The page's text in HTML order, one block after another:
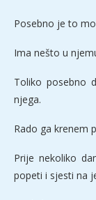
Posebno je to
Ima nešto u
Toliko posebno
njega.
Rado ga krenem
Prije nekoliko
popeti i sjesti na